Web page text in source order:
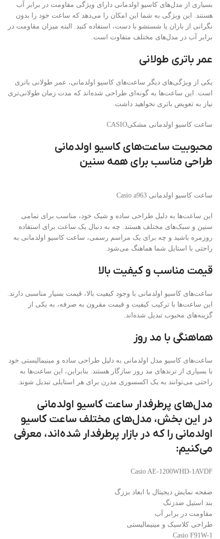
بسیاری از مدل‌های کاسیو اولدمانی دارای ویژگی مقاومت در برابر آب
هستند. این ویژگی به شما این امکان را می‌دهد که ساعت خود را بدون
نگرانی از باران یا شستشو با دست، استفاده کنید. البته میزان مقاومت در
برابر آب در مدل‌های مختلف متفاوت است.
عمر باتری طولانی
یکی از ویژگی‌های دیگر ساعت‌های کاسیو اولدمانی، عمر طولانی باتری
است. این ساعت‌ها به گونه‌ای طراحی شده‌اند که مدت زمان طولانی‌تری
نیاز به تعویض باتری نخواهید داشت.
ساعت کاسیو اولدمانی مشکیCASIO
محبوبیت ساعت‌های کاسیو اولدمانی
طراحی مناسب برای همه سنین
ساعت کاسیو اولدمانی Casio a963
این ساعت‌ها به دلیل طراحی ساده و شیک خود، مناسب برای تمامی
سنین و سبک‌های مختلف هستند. چه به دنبال یک ساعت برای استفاده
روزمره باشید و چه برای یک مراسم رسمی، ساعت کاسیو اولدمانی به
راحتی با استایل شما هماهنگ می‌شود.
قیمت مناسب و کیفیت بالا
ساعت‌های کاسیو اولدمانی با وجود کیفیت بالا، قیمت بسیار مناسبی دارند.
این ساعت‌ها با ترکیب کیفیت و قیمت مقرون به صرفه، به یکی از
گزینه‌های محبوب تبدیل شده‌اند.
هماهنگی با مد روز
ساعت‌های کاسیو مدل اولدمانی به دلیل طراحی ساده و مینیمالیستی خود
با بسیاری از ترندهای مد روز سازگار هستند. بنابراین، این ساعت‌ها به
راحتی می‌توانند به یک اکسسوری مدرن برای هر استایلی تبدیل شوند.
مدل‌های پرطرفدار ساعت کاسیو اولدمانی
در این بخش، مدل‌های مختلف ساعت کاسیو
اولدمانی را که در بازار پرطرفدار شده‌اند، معرفی
می‌کنیم:
Casio AE-1200WHD-1AVDF
صفحه نمایش دیجیتال با ابعاد بزرگ
بند استیل ضدزنگ
مقاومت در برابر آب
طراحی کلاسیک و مینیمالیستی
Casio F91W-1